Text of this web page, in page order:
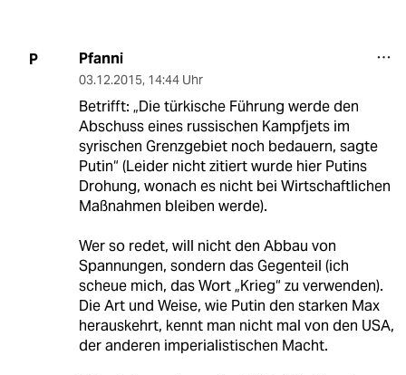
P Pfanni
03.12.2015, 14:44 Uhr
Betrifft: „Die türkische Führung werde den
Abschuss eines russischen Kampfjets im
syrischen Grenzgebiet noch bedauern, sagte
Putin“ (Leider nicht zitiert wurde hier Putins
Drohung, wonach es nicht bei Wirtschaftlichen
Maßnahmen bleiben werde).
Wer so redet, will nicht den Abbau von
Spannungen, sondern das Gegenteil (ich
scheue mich, das Wort „Krieg“ zu verwenden).
Die Art und Weise, wie Putin den starken Max
herauskehrt, kennt man nicht mal von den USA,
der anderen imperialistischen Macht.